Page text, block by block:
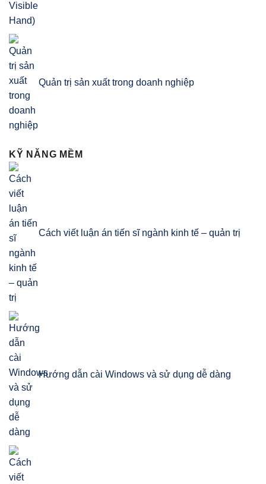
Quản trị sản xuất trong doanh nghiệp
KỸ NĂNG MỀM
Cách viết luận án tiến sĩ ngành kinh tế – quản trị
Hướng dẫn cài Windows và sử dụng dễ dàng